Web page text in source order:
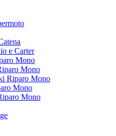
e Carter
Mono
Mono
Riparo Mono
Mono
Mono